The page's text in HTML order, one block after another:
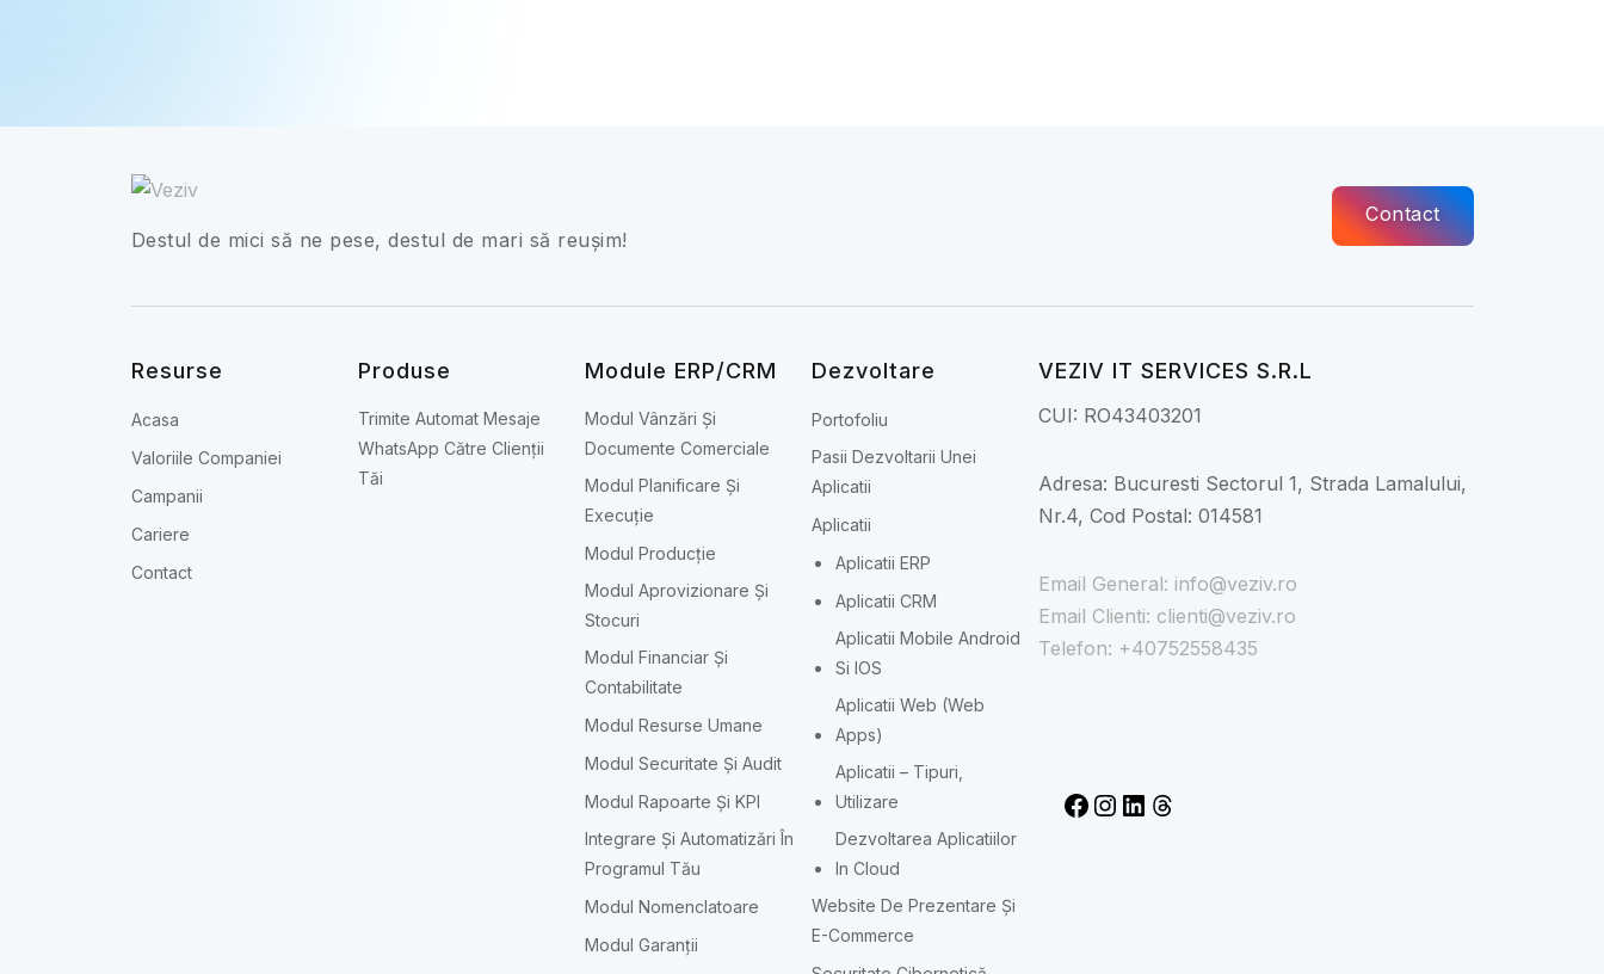
Destul de mici să ne pese, destul de mari să reușim!
Contact
Resurse
Acasa
Valoriile Companiei
Campanii
Cariere
Contact
Produse
Trimite Automat Mesaje
WhatsApp Către Clienții
Tăi
Module ERP/CRM
Modul Vânzări Și
Documente Comerciale
Modul Planificare Și
Execuție
Modul Producție
Modul Aprovizionare Și
Stocuri
Modul Financiar Și
Contabilitate
Modul Resurse Umane
Modul Securitate Și Audit
Modul Rapoarte Și KPI
Integrare Și Automatizări În
Programul Tău
Modul Nomenclatoare
Modul Garanții
Dezvoltare
Portofoliu
Pasii Dezvoltarii Unei
Aplicatii
Aplicatii
Aplicatii ERP
Aplicatii CRM
Aplicatii Mobile Android
Si IOS
Aplicatii Web (Web
Apps)
Aplicatii – Tipuri,
Utilizare
Dezvoltarea Aplicatiilor
In Cloud
Website De Prezentare Și
E-Commerce
VEZIV IT SERVICES S.R.L
CUI: RO43403201
Adresa: Bucuresti Sectorul 1, Strada Lamalului,
Nr.4, Cod Postal: 014581
Email General: info@veziv.ro
Email Clienti: clienti@veziv.ro
Telefon: +40752558435